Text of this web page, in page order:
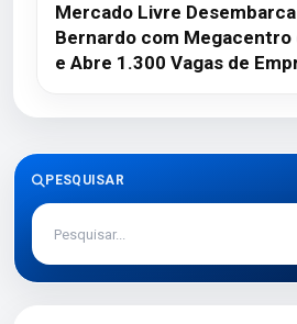
Mercado Livre
Bernardo com
e Abre 1.300 Vagas de
PESQUISAR